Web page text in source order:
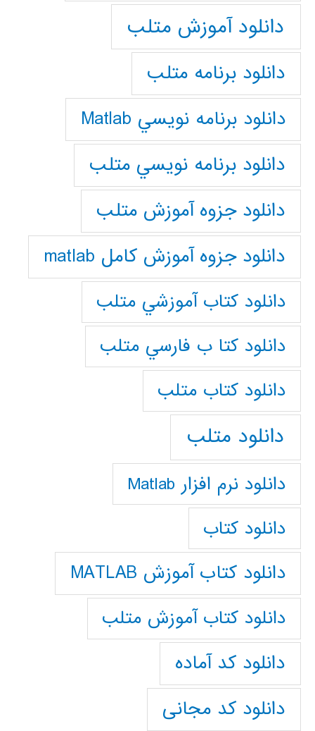
دانلود آموزش متلب
دانلود برنامه متلب
دانلود برنامه نويسي Matlab
دانلود برنامه نويسي متلب
دانلود جزوه آموزش متلب
دانلود جزوه آموزش کامل matlab
دانلود كتاب آموزشي متلب
دانلود كتا ب فارسي متلب
دانلود كتاب متلب
دانلود متلب
دانلود نرم افزار Matlab
دانلود کتاب
دانلود کتاب آموزش MATLAB
دانلود کتاب آموزش متلب
دانلود کد آماده
دانلود کد مجانی